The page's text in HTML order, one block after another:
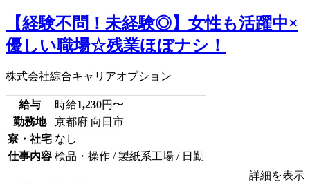
【経験不問！未経験◎】女性も活躍中×
優しい職場☆残業ほぼナシ！
株式会社綜合キャリアオプション
給与 時給1,230円〜
勤務地
京都府 向日市
寮・社宅 なし
仕事内容 検品・操作 / 製紙系工場 / 日勤
詳細を表示